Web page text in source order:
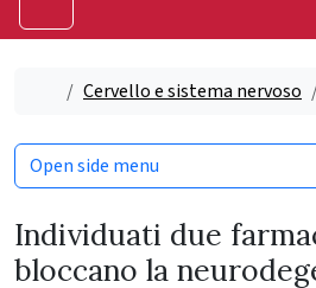
Home
Cervello e sistema nervoso
Individuati due
bloccano la
Open side menu